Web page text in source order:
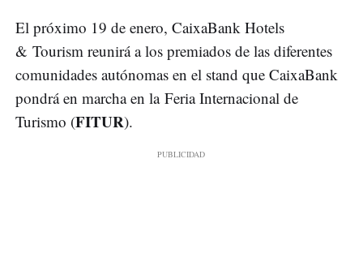
El próximo 19 de enero, CaixaBank Hotels
& Tourism reunirá a los premiados de las diferentes
comunidades autónomas en el stand que CaixaBank
pondrá en marcha en la Feria Internacional de
Turismo (FITUR).